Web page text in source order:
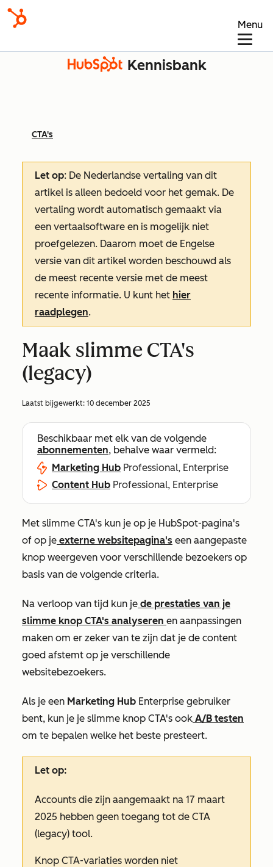
Menu
Kennisbank
CTA's
Let op: De Nederlandse vertaling van dit
artikel is alleen bedoeld voor het gemak. De
vertaling wordt automatisch gemaakt via
een vertaalsoftware en is mogelijk niet
proefgelezen. Daarom moet de Engelse
versie van dit artikel worden beschouwd als
de meest recente versie met de meest
recente informatie. U kunt het hier
raadplegen.
Maak slimme CTA's
(legacy)
Laatst bijgewerkt: 10 december 2025
Beschikbaar met elk van de volgende
abonnementen, behalve waar vermeld:
Marketing Hub Professional, Enterprise
Content Hub Professional, Enterprise
Met slimme CTA's kun je op je HubSpot-pagina's
of op je externe websitepagina's een aangepaste
knop weergeven voor verschillende bezoekers op
basis van de volgende criteria.
Na verloop van tijd kun je de prestaties van je
slimme knop CTA's analyseren en aanpassingen
maken om er zeker van te zijn dat je de content
goed afstemt op je verschillende
websitebezoekers.
Als je een Marketing Hub Enterprise gebruiker
bent, kun je je slimme knop CTA's ook A/B testen
om te bepalen welke het beste presteert.
Let op:
Accounts die zijn aangemaakt na 17 maart
2025 hebben geen toegang tot de CTA
(legacy) tool.
Knop CTA-variaties worden niet